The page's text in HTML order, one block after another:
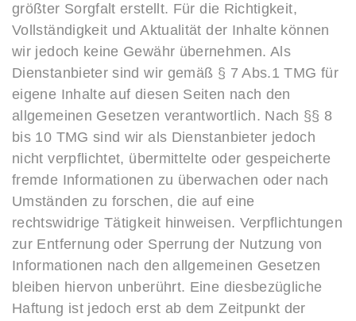
größter Sorgfalt erstellt. Für die Richtigkeit,
Vollständigkeit und Aktualität der Inhalte können
wir jedoch keine Gewähr übernehmen. Als
Dienstanbieter sind wir gemäß § 7 Abs.1 TMG für
eigene Inhalte auf diesen Seiten nach den
allgemeinen Gesetzen verantwortlich. Nach §§ 8
bis 10 TMG sind wir als Dienstanbieter jedoch
nicht verpflichtet, übermittelte oder gespeicherte
fremde Informationen zu überwachen oder nach
Umständen zu forschen, die auf eine
rechtswidrige Tätigkeit hinweisen. Verpflichtungen
zur Entfernung oder Sperrung der Nutzung von
Informationen nach den allgemeinen Gesetzen
bleiben hiervon unberührt. Eine diesbezügliche
Haftung ist jedoch erst ab dem Zeitpunkt der